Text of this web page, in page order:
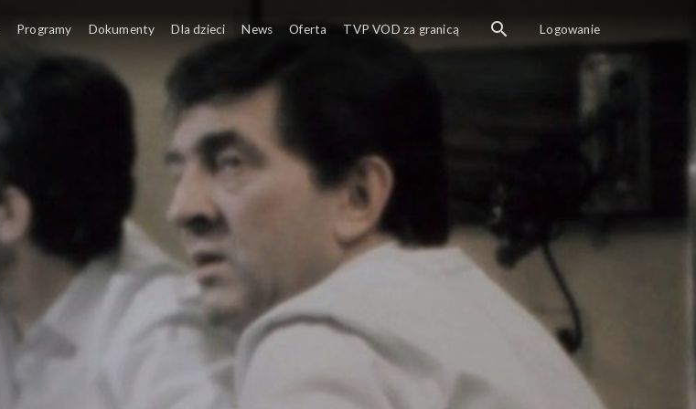
Programy Dokumenty Dla dzieci News Oferta TVP VOD za granicą Logowanie